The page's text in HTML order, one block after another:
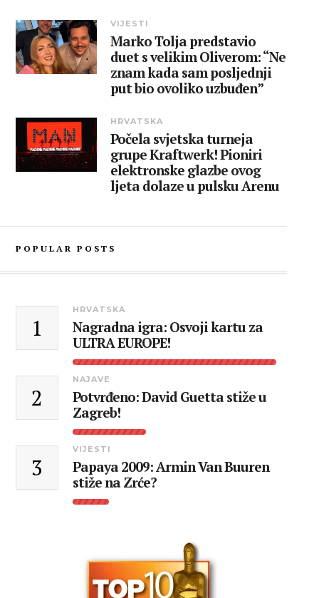
VIJESTI
Marko Tolja predstavio
duet s velikim Oliverom: “Ne
znam kada sam posljednji
put bio ovoliko uzbuđen”
HRVATSKA
Počela svjetska turneja
grupe Kraftwerk! Pioniri
elektronske glazbe ovog
ljeta dolaze u pulsku Arenu
POPULAR POSTS
1
HRVATSKA
Nagradna igra: Osvoji kartu za
ULTRA EUROPE!
2
NAJAVE
Potvrđeno: David Guetta stiže u
Zagreb!
3
VIJESTI
Papaya 2009: Armin Van Buuren
stiže na Zrće?